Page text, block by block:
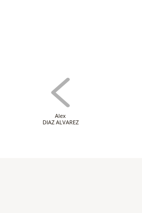
Alex
DIAZ ALVAREZ